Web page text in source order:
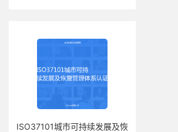
ISO37101城市可持续发展及恢